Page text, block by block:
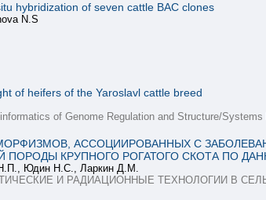
hybridization of seven cattle BAC clones
N.S
of heifers of the Yaroslavl cattle breed
of Genome Regulation and Structure/Systems
АССОЦИИРОВАННЫХ С
ПОРОДЫ КРУПНОГО РОГАТОГО СКОТА ПО
Юдин Н.С., Ларкин Д.М.
И РАДИАЦИОННЫЕ ТЕХНОЛОГИИ В